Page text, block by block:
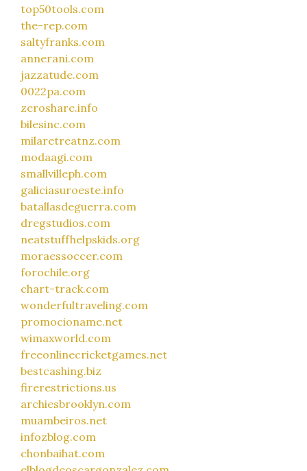
top50tools.com
the-rep.com
saltyfranks.com
annerani.com
jazzatude.com
0022pa.com
zeroshare.info
bilesinc.com
milaretreatnz.com
modaagi.com
smallvilleph.com
galiciasuroeste.info
batallasdeguerra.com
dregstudios.com
neatstuffhelpskids.org
moraessoccer.com
forochile.org
chart-track.com
wonderfultraveling.com
promocioname.net
wimaxworld.com
freeonlinecricketgames.net
bestcashing.biz
firerestrictions.us
archiesbrooklyn.com
muambeiros.net
infozblog.com
chonbaihat.com